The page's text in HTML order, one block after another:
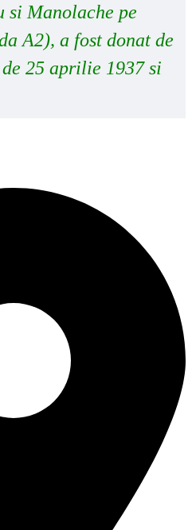
si Manolache pe
A2), a fost donat de
25 aprilie 1937 si